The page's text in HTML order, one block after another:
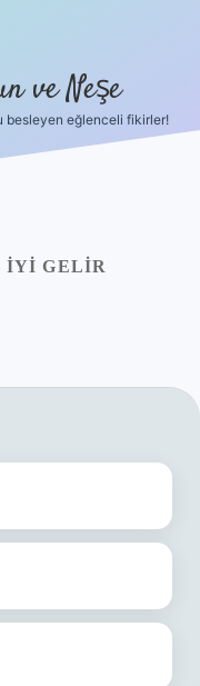
ve Neşe
besleyen eğlenceli fikirler!
IYI GELIR